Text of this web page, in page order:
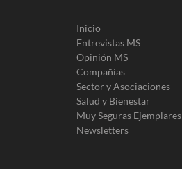
Inicio
Entrevistas MS
Opinión MS
Compañías
Sector y Asociaciones
Salud y Bienestar
Muy Seguras Ejemplares
Newsletters